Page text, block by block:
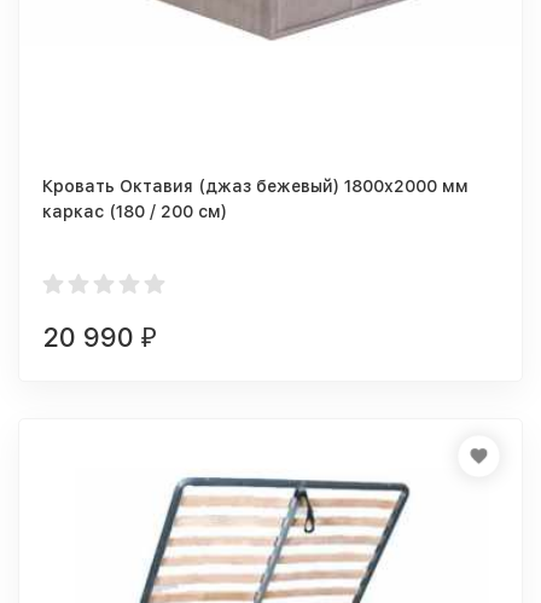
Кровать Октавия (джаз бежевый) 1800x2000 мм
каркас (180 / 200 см)
20 990 ₽